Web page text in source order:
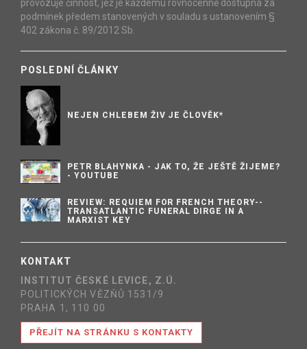
provozuje činnost, jež je každému rovnocenně dostupná za
podmínek předem stanovených v souladu s ustanovením §
402 zákona č. 89/2012 Sb.
POSLEDNÍ ČLÁNKY
NEJEN CHLEBEM ŽIV JE ČLOVĚK*
PETR BLAHYNKA - JAK TO, ŽE JEŠTĚ ŽIJEME?
- YOUTUBE
REVIEW: REQUIEM FOR FRENCH THEORY--
TRANSATLANTIC FUNERAL DIRGE IN A
MARXIST KEY
KONTAKT
INSTITUT ČESKÉ LEVICE, Z.Ú.
POLITICKÝCH VĚZŇŮ 1531/9
PRAHA 1, 110 00
PŘEJÍT NA STRÁNKU S KONTAKTY